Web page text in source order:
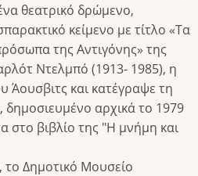
θεατρικό δρώμενο,
κείμενο με τίτλο «Τα
της Αντιγόνης» της
Ντελμπό (1913- 1985), η
Άουσβιτς και κατέγραψε τη
δημοσιευμένο αρχικά το 1979
στο βιβλίο της "Η μνήμη και
Δημοτικό Μουσείο